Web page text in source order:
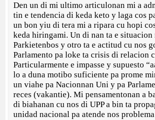
Den un di mi ultimo articulonan mi a
tin e tendencia di keda keto y laga cos
un bon yiu di tera mi a ripara cu hopi
keda hiringami. Un di nan ta e situacion
Parkietenbos y otro ta e actitud cu nos
Parlamento pa loke ta crisis di relacion
Particularmente e impasse y supuesto
lo a duna motibo suficiente pa prome
un viahe pa Nacionnan Uni y pa
reces (vakantie). Mi pensamentonan a
di biahanan cu nos di UPP a bin ta
unidad nacional pa atende nos